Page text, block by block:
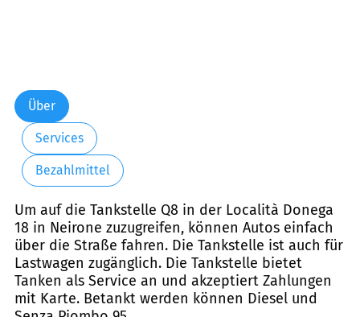
Über
Services
Bezahlmittel
Um auf die Tankstelle Q8 in der Località Donega
18 in Neirone zuzugreifen, können Autos einfach
über die Straße fahren. Die Tankstelle ist auch für
Lastwagen zugänglich. Die Tankstelle bietet
Tanken als Service an und akzeptiert Zahlungen
mit Karte. Betankt werden können Diesel und